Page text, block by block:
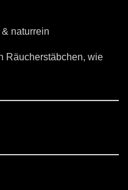
naturrein
Räucherstäbchen, wie